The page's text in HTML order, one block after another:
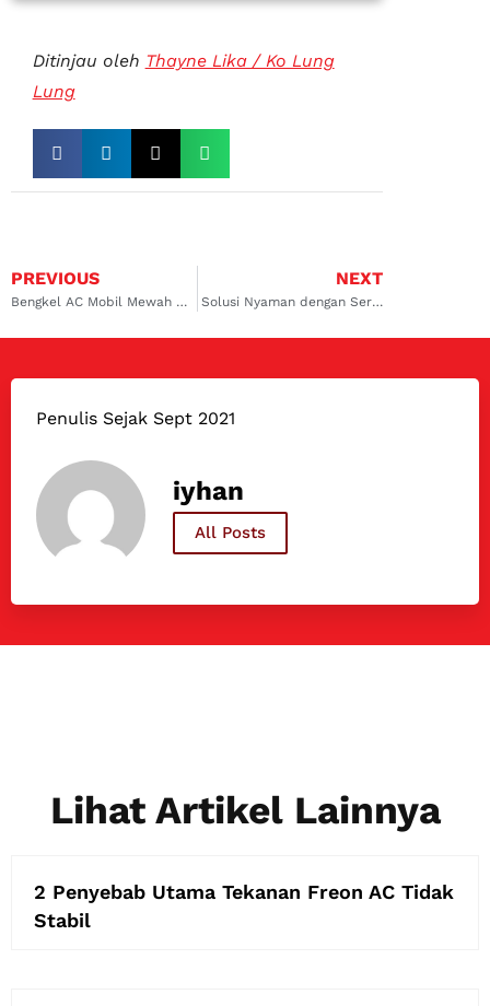
Ditinjau oleh Thayne Lika / Ko Lung
Lung
PREVIOUS
Bengkel AC Mobil Mewah Surabaya Timur? Ada Dong! Yuk, Cari Tahu Disini!
NEXT
Solusi Nyaman dengan Service AC Mobil Pajero Kelapa Gading dan Cempaka Putih
Penulis Sejak Sept 2021
iyhan
All Posts
Lihat Artikel Lainnya
2 Penyebab Utama Tekanan Freon AC Tidak
Stabil